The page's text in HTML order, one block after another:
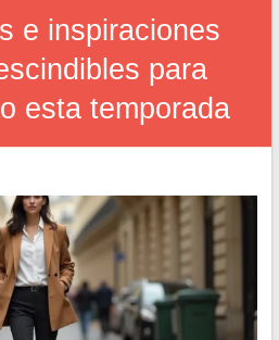
e inspiraciones
para
esta temporada